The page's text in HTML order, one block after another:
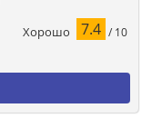
Хорошо 7.4 / 10